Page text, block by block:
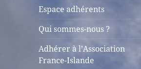
Espace adhérents
Qui sommes-nous ?
Adhérer à l’Association
France-Islande